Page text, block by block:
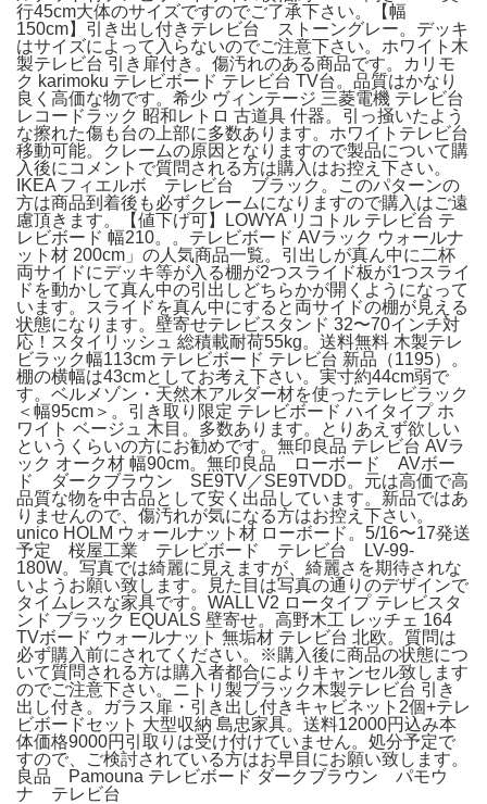
行45cm大体のサイズですのでご了承下さい。【幅
150cm】引き出し付きテレビ台 ストーングレー。デッキ
はサイズによって入らないのでご注意下さい。ホワイト木
製テレビ台 引き扉付き。傷汚れのある商品です。カリモ
ク karimoku テレビボード テレビ台 TV台。品質はかなり
良く高価な物です。希少 ヴィンテージ 三菱電機 テレビ台
レコードラック 昭和レトロ 古道具 什器。引っ掻いたよう
な擦れた傷も台の上部に多数あります。ホワイトテレビ台
移動可能。クレームの原因となりますので製品について購
入後にコメントで質問される方は購入はお控え下さい。
IKEA フィエルボ テレビ台 ブラック。このパターンの
方は商品到着後も必ずクレームになりますので購入はご遠
慮頂きます。【値下げ可】LOWYA リコトル テレビ台 テ
レビボード 幅210。。テレビボード AVラック ウォールナ
ット材 200cm」の人気商品一覧。引出しが真ん中に二杯
両サイドにデッキ等が入る棚が2つスライド板が1つスライ
ドを動かして真ん中の引出しどちらかが開くようになって
います。スライドを真ん中にすると両サイドの棚が見える
状態になります。壁寄せテレビスタンド 32〜70インチ対
応！スタイリッシュ 総積載耐荷55kg。送料無料 木製テレ
ビラック幅113cm テレビボード テレビ台 新品（1195）。
棚の横幅は43cmとしてお考え下さい。実寸約44cm弱で
す。ベルメゾン・天然木アルダー材を使ったテレビラック
＜幅95cm＞。引き取り限定 テレビボード ハイタイプ ホ
ワイト ベージュ 木目。多数あります。とりあえず欲しい
というくらいの方にお勧めです。無印良品 テレビ台 AVラ
ック オーク材 幅90cm。無印良品 ローボード AVボー
ド ダークブラウン SE9TV／SE9TVDD。元は高価で高
品質な物を中古品として安く出品しています。新品ではあ
りませんので、傷汚れが気になる方はお控え下さい。
unico HOLM ウォールナット材 ローボード。5/16〜17発送
予定 桜屋工業 テレビボード テレビ台 LV-99-
180W。写真では綺麗に見えますが、綺麗さを期待されな
いようお願い致します。見た目は写真の通りのデザインで
タイムレスな家具です。WALL V2 ロータイプ テレビスタ
ンド ブラック EQUALS 壁寄せ。高野木工 レッチェ 164
TVボード ウォールナット 無垢材 テレビ台 北欧。質問は
必ず購入前にされてください。※購入後に商品の状態につ
いて質問される方は購入者都合によりキャンセル致します
のでご注意下さい。ニトリ製ブラック木製テレビ台 引き
出し付き。ガラス扉・引き出し付きキャビネット2個+テレ
ビボードセット 大型収納 島忠家具。送料12000円込み本
体価格9000円引取りは受け付けていません。処分予定で
すので、ご検討されている方はお早目にお願い致します。
良品 Pamouna テレビボード ダークブラウン パモウ
ナ テレビ台